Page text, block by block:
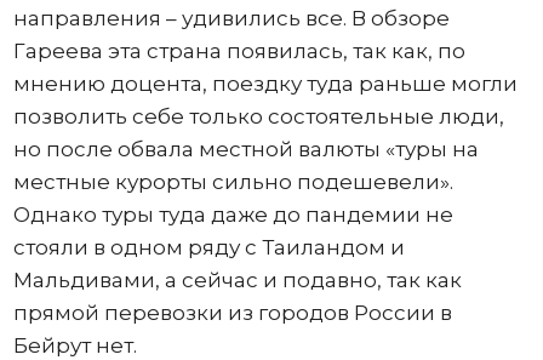
направления – удивились все. В обзоре
Гареева эта страна появилась, так как, по
мнению доцента, поездку туда раньше могли
позволить себе только состоятельные люди,
но после обвала местной валюты «туры на
местные курорты сильно подешевели».
Однако туры туда даже до пандемии не
стояли в одном ряду с Таиландом и
Мальдивами, а сейчас и подавно, так как
прямой перевозки из городов России в
Бейрут нет.